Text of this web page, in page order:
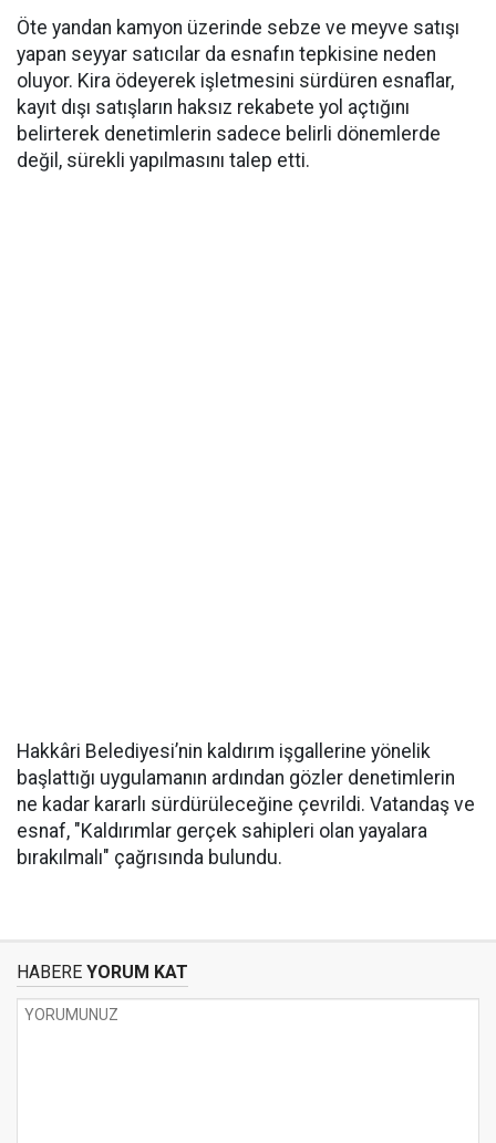
Öte yandan kamyon üzerinde sebze ve meyve satışı
yapan seyyar satıcılar da esnafın tepkisine neden
oluyor. Kira ödeyerek işletmesini sürdüren esnaflar,
kayıt dışı satışların haksız rekabete yol açtığını
belirterek denetimlerin sadece belirli dönemlerde
değil, sürekli yapılmasını talep etti.
Hakkâri Belediyesi’nin kaldırım işgallerine yönelik
başlattığı uygulamanın ardından gözler denetimlerin
ne kadar kararlı sürdürüleceğine çevrildi. Vatandaş ve
esnaf, "Kaldırımlar gerçek sahipleri olan yayalara
bırakılmalı" çağrısında bulundu.
HABERE YORUM KAT